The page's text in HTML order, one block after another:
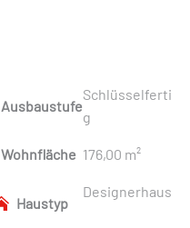
Ausbaustufe
Schlüsselferti
g
Wohnfläche 176,00 m²
Haustyp
Designerhaus